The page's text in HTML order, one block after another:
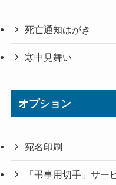
死亡通知はがき
寒中見舞い
オプション
宛名印刷
「弔事用切手」サー